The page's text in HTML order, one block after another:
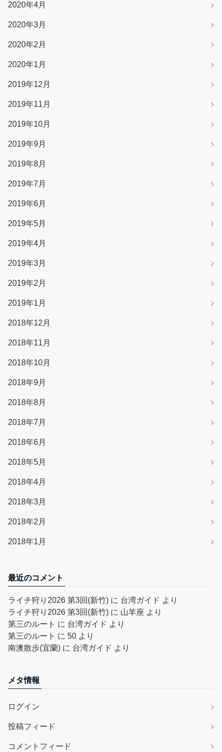
2020年4月
2020年3月
2020年2月
2020年1月
2019年12月
2019年11月
2019年10月
2019年9月
2019年8月
2019年7月
2019年6月
2019年5月
2019年4月
2019年3月
2019年2月
2019年1月
2018年12月
2018年11月
2018年10月
2018年9月
2018年8月
2018年7月
2018年6月
2018年5月
2018年4月
2018年3月
2018年2月
2018年1月
最近のコメント
ライチ狩り2026 第3回(新竹) に 台湾ガイド より
ライチ狩り2026 第3回(新竹) に 山羊座 より
第三のルート に 台湾ガイド より
第三のルート に 50 より
南澳散歩(宜蘭) に 台湾ガイド より
メタ情報
ログイン
投稿フィード
コメントフィード